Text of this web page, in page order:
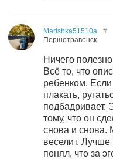
Marishka51510a
Першотравенск
#
Ничего
Всё то, что
ребенком.
плакать,
подбадривает.
тому, что он
снова и снова.
веселит. Лучше
понял, что за